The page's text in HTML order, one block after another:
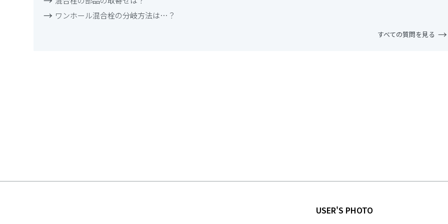
ワンホール混合栓の分岐方法は…？
すべての質問を見る
USER'S PHOTO